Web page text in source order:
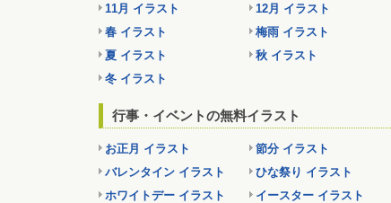
11月 イラスト
12月 イラスト
春 イラスト
梅雨 イラスト
夏 イラスト
秋 イラスト
冬 イラスト
行事・イベントの無料イラスト
お正月 イラスト
節分 イラスト
バレンタイン イラスト
ひな祭り イラスト
ホワイトデー イラスト
イースター イラスト